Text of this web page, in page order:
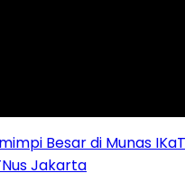
Besar di Munas IKaTNus
Jakarta